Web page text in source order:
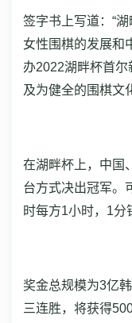
签字书上写道：“
女性围棋的发展和
办2022湖畔杯首
及为健全的围棋文
在湖畔杯上，中国
台方式决出冠军。
时每方1小时，1分
奖金总规模为3亿
三连胜，将获得